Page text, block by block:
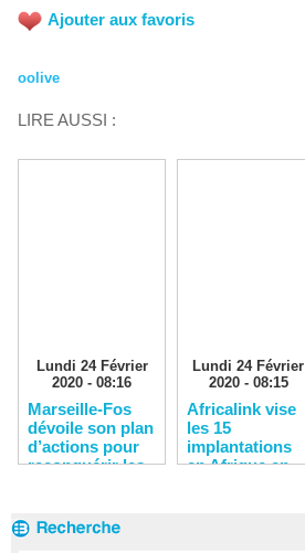
Ajouter aux favoris
oolive
LIRE AUSSI :
Lundi 24 Février
2020 - 08:16
Marseille-Fos
dévoile son plan
d’actions pour
reconquérir les
Lundi 24 Février
2020 - 08:15
Africalink vise
les 15
implantations
en Afrique en